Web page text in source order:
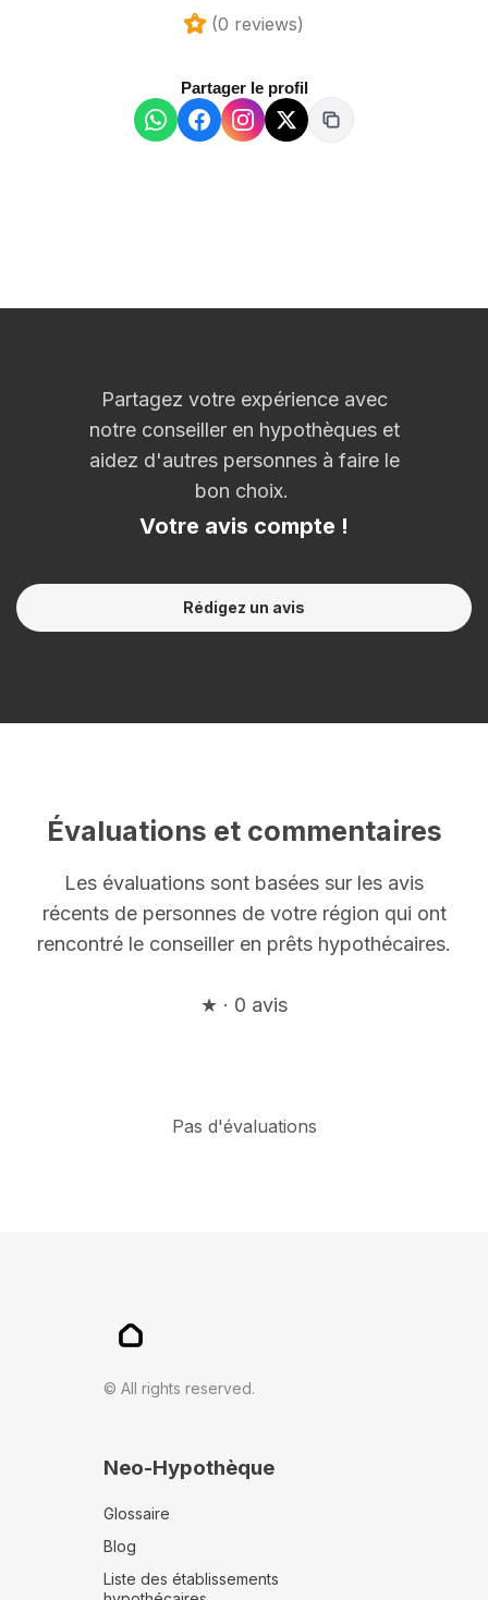
(0 reviews)
Partager le profil
Partagez votre expérience avec
notre conseiller en hypothèques et
aidez d'autres personnes à faire le
bon choix.
Votre avis compte !
Rédigez un avis
Évaluations et commentaires
Les évaluations sont basées sur les avis
récents de personnes de votre région qui ont
rencontré le conseiller en prêts hypothécaires.
★ · 0 avis
Pas d'évaluations
© All rights reserved.
Neo-Hypothèque
Glossaire
Blog
Liste des établissements